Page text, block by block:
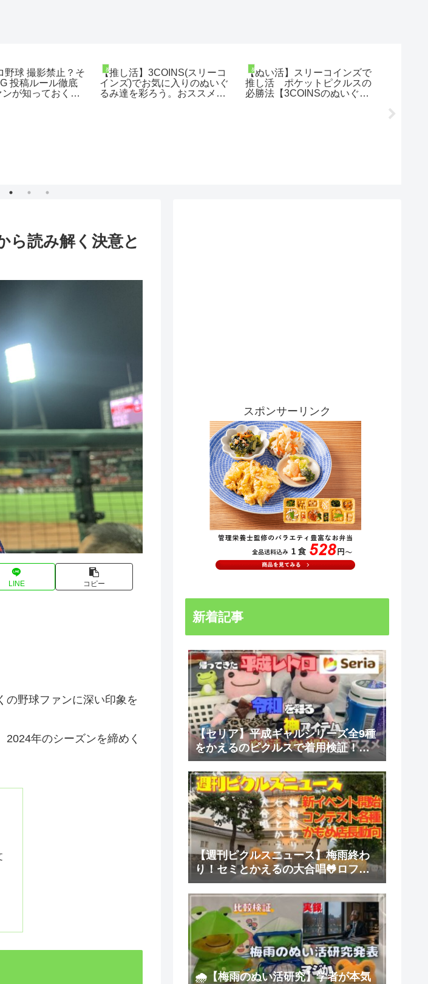
ログ
野球 撮影禁止？そ
投稿ルール徹底
が知っておくべ
ぬい撮りコーディネート
【推し活】3COINS(スリーコ
インズ)でお気に入りのぬいぐ
るみ達を彩ろう。おススメ製
ぬい撮りコーディネート
【ぬい活】スリーコインズで
推し活 ポケットピクルスの
必勝法【3COINSのぬいぐる
ら読み解く決意と
LINE コピー
の野球ファンに深い印象を
年のシーズンを締めく
スポンサーリンク
新着記事
【セリア】平成ギャルシリーズ全9種
をかえるのピクルスで着用検証！ル
ーズソックス・シュシュ・スクール
スカートのぬい活コーデ【110円・推
しぬい】
【週刊ピクルスニュース】梅雨終わ
り！セミとかえるの大合唱🐸ロフト
POP-UP・イラストコンテスト・京急
上大岡かもめ店長など盛りだくさん
【かえるのピクルス】【～26/07/24台
本紹介】
🌧️【梅雨のぬい活研究】学者が本気